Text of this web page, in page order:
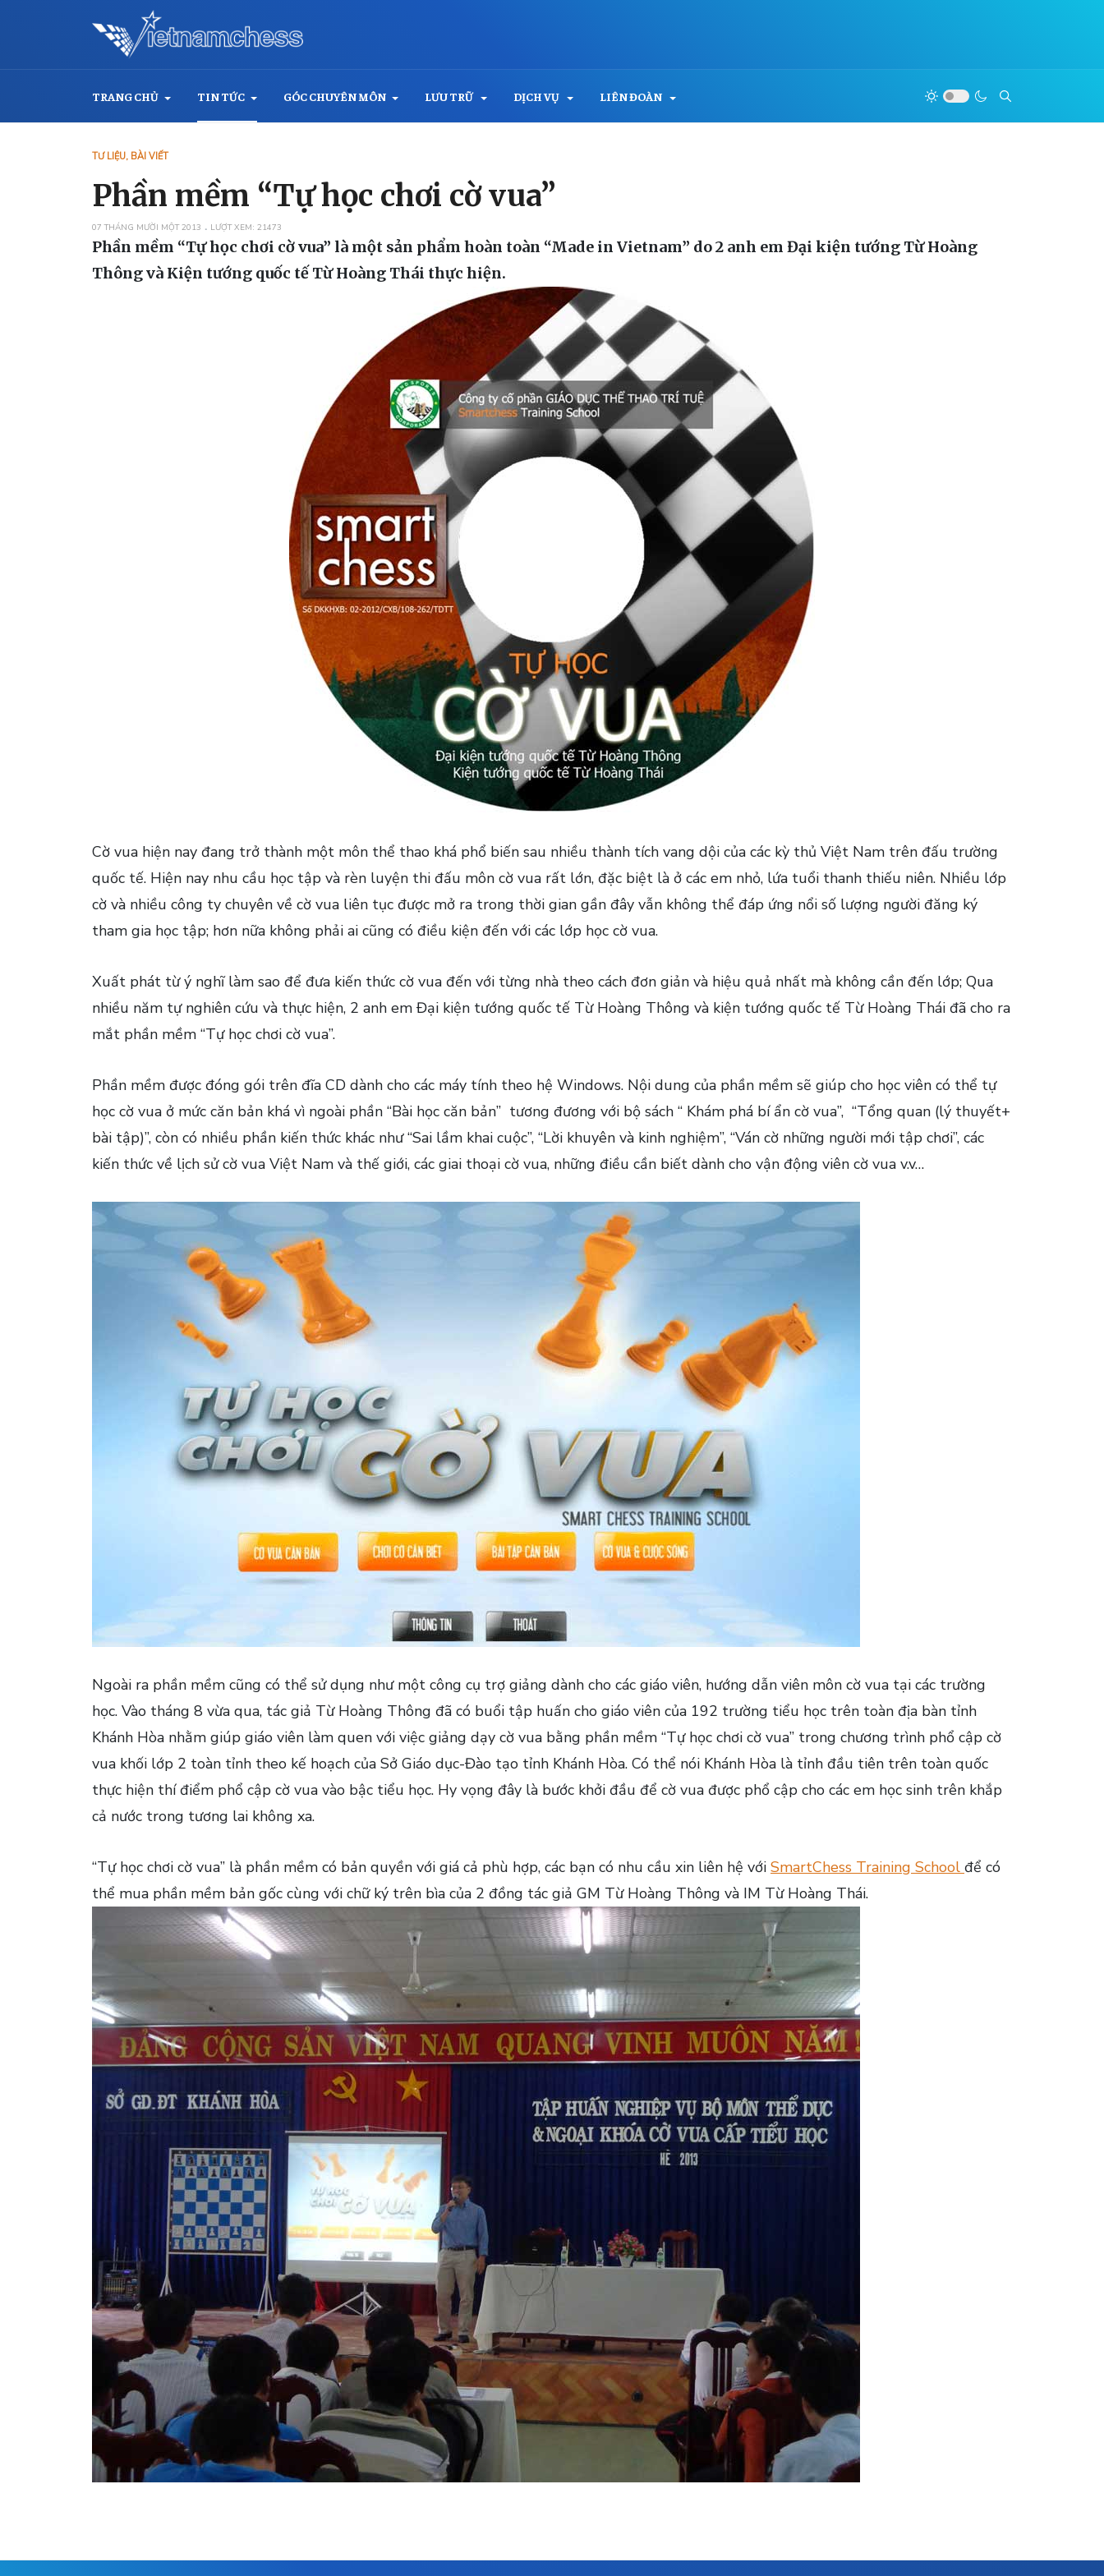
TRANG CHỦ TIN TỨC GÓC CHUYÊN MÔN LƯU TRỮ DỊCH VỤ LIÊN ĐOÀN
TƯ LIỆU, BÀI VIẾT
Phần mềm “Tự học chơi cờ vua”
07 THÁNG MƯỜI MỘT 2013 LƯỢT XEM: 21473
Phần mềm “Tự học chơi cờ vua” là một sản phẩm hoàn toàn “Made in Vietnam” do 2 anh em Đại kiện tướng Từ Hoàng
Thông và Kiện tướng quốc tế Từ Hoàng Thái thực hiện.
Cờ vua hiện nay đang trở thành một môn thể thao khá phổ biến sau nhiều thành tích vang dội của các kỳ thủ Việt Nam trên đấu trường
quốc tế. Hiện nay nhu cầu học tập và rèn luyện thi đấu môn cờ vua rất lớn, đặc biệt là ở các em nhỏ, lứa tuổi thanh thiếu niên. Nhiều lớp
cờ và nhiều công ty chuyên về cờ vua liên tục được mở ra trong thời gian gần đây vẫn không thể đáp ứng nổi số lượng người đăng ký
tham gia học tập; hơn nữa không phải ai cũng có điều kiện đến với các lớp học cờ vua.
Xuất phát từ ý nghĩ làm sao để đưa kiến thức cờ vua đến với từng nhà theo cách đơn giản và hiệu quả nhất mà không cần đến lớp; Qua
nhiều năm tự nghiên cứu và thực hiện, 2 anh em Đại kiện tướng quốc tế Từ Hoàng Thông và kiện tướng quốc tế Từ Hoàng Thái đã cho ra
mắt phần mềm “Tự học chơi cờ vua”.
Phần mềm được đóng gói trên đĩa CD dành cho các máy tính theo hệ Windows. Nội dung của phần mềm sẽ giúp cho học viên có thể tự
học cờ vua ở mức căn bản khá vì ngoài phần “Bài học căn bản” tương đương với bộ sách “ Khám phá bí ẩn cờ vua”, “Tổng quan (lý thuyết+
bài tập)”, còn có nhiều phần kiến thức khác như “Sai lầm khai cuộc”, “Lời khuyên và kinh nghiệm”, “Ván cờ những người mới tập chơi”, các
kiến thức về lịch sử cờ vua Việt Nam và thế giới, các giai thoại cờ vua, những điều cần biết dành cho vận động viên cờ vua v.v…
Ngoài ra phần mềm cũng có thể sử dụng như một công cụ trợ giảng dành cho các giáo viên, hướng dẫn viên môn cờ vua tại các trường
học. Vào tháng 8 vừa qua, tác giả Từ Hoàng Thông đã có buổi tập huấn cho giáo viên của 192 trường tiểu học trên toàn địa bàn tỉnh
Khánh Hòa nhằm giúp giáo viên làm quen với việc giảng dạy cờ vua bằng phần mềm “Tự học chơi cờ vua” trong chương trình phổ cập cờ
vua khối lớp 2 toàn tỉnh theo kế hoạch của Sở Giáo dục-Đào tạo tỉnh Khánh Hòa. Có thể nói Khánh Hòa là tỉnh đầu tiên trên toàn quốc
thực hiện thí điểm phổ cập cờ vua vào bậc tiểu học. Hy vọng đây là bước khởi đầu để cờ vua được phổ cập cho các em học sinh trên khắp
cả nước trong tương lai không xa.
“Tự học chơi cờ vua” là phần mềm có bản quyền với giá cả phù hợp, các bạn có nhu cầu xin liên hệ với SmartChess Training School để có
thể mua phần mềm bản gốc cùng với chữ ký trên bìa của 2 đồng tác giả GM Từ Hoàng Thông và IM Từ Hoàng Thái.